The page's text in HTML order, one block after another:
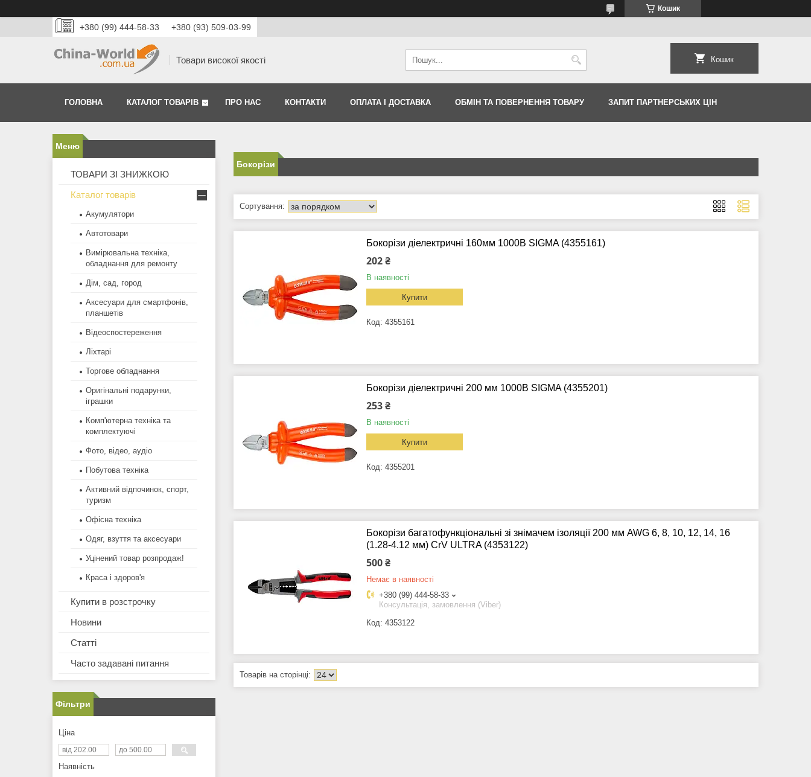
Кошик
+380 (99) 444-58-33 +380 (93) 509-03-99
Товари високої якості Кошик
ГОЛОВНА КАТАЛОГ ТОВАРІВ ПРО НАС КОНТАКТИ ОПЛАТА І ДОСТАВКА ОБМІН ТА ПОВЕРНЕННЯ ТОВАРУ ЗАПИТ ПАРТНЕРСЬКИХ ЦІН
Бокорізи
Бокорізи діелектричні 160мм 1000В SIGMA (4355161)
202 ₴
В наявності
Купити
4355161
Бокорізи діелектричні 200 мм 1000В SIGMA (4355201)
253 ₴
В наявності
Купити
4355201
Бокорізи багатофункціональні зі знімачем ізоляції 200 мм AWG 6, 8, 10, 12, 14, 16
(1.28-4.12 мм) CrV ULTRA (4353122)
500 ₴
Немає в наявності
+380 (99) 444-58-33
Консультація, замовлення (Viber)
4353122
ТОВАРИ ЗІ ЗНИЖКОЮ
Каталог товарів
Акумулятори
Автотовари
Вимірювальна техніка,
обладнання для ремонту
Дім, сад, город
Аксесуари для смартфонів,
планшетів
Відеоспостереження
Ліхтарі
Торгове обладнання
Оригінальні подарунки,
іграшки
Комп'ютерна техніка та
комплектуючі
Фото, відео, аудіо
Побутова техніка
Активний відпочинок, спорт,
туризм
Офісна техніка
Одяг, взуття та аксесуари
Уцінений товар розпродаж!
Краса і здоров'я
Купити в розстрочку
Новини
Статті
Часто задавані питання
Фільтри
Ціна
Наявність